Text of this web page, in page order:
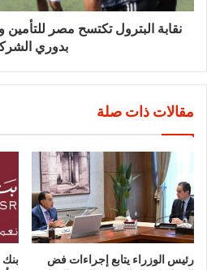
بدوري
مقالات ذات صلة
رئيس الوزراء يتابع إجراءات فض